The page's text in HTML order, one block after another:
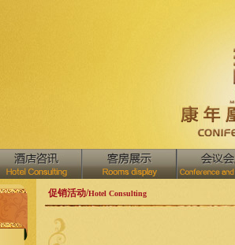
促销活动/Hotel Consulting